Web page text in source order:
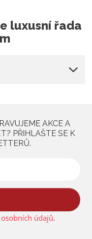
luxusní řada
AKCE A
PŘIHLAŠTE SE K
údajů.